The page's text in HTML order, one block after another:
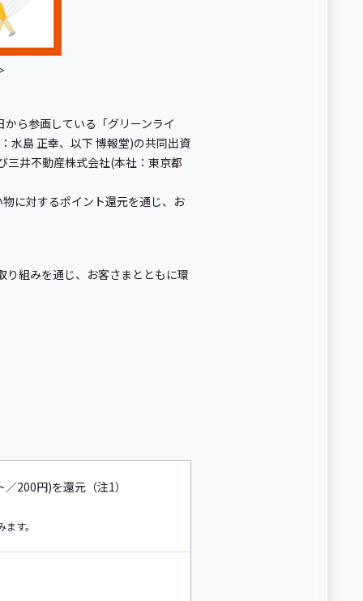
ら参画している「グリーンライ
水島 正幸、以下 博報堂)の共同出資
井不動産株式会社(本社：東京都
に対するポイント還元を通じ、お
組みを通じ、お客さまとともに環
200円)を還元（注1）
す。